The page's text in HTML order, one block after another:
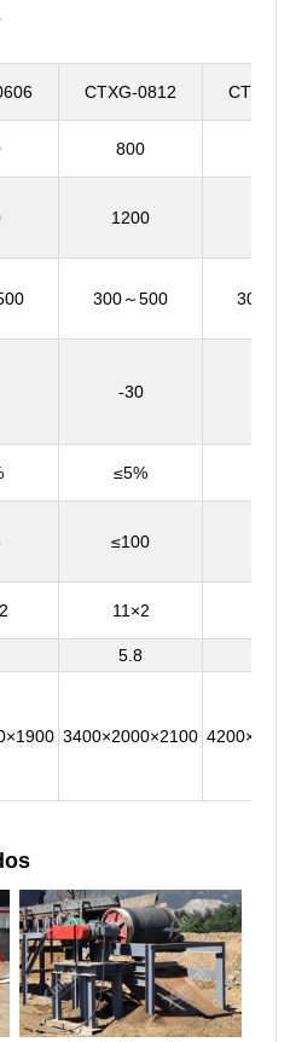
CTXG-0812 CTXG-
800
1200
300～500 300～
-30
≤5%
≤100
11×2
5.8
3400×2000×2100